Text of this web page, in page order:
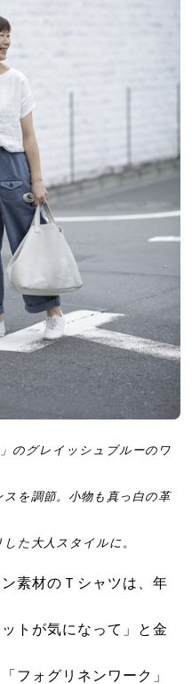
のグレイッシュブルーのワ
を調節。小物も真っ白の革
た大人スタイルに。
素材のＴシャツは、年
トが気になって」と金
フォグリネンワーク」